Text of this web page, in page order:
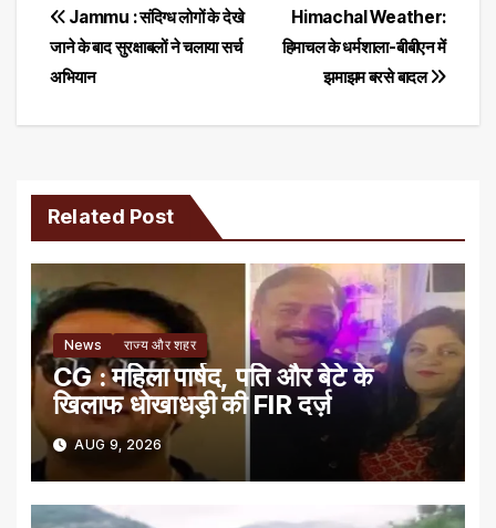
Post
navigation
Himachal Weather:
हिमाचल के धर्मशाला-बीबीएन में
झमाझम बरसे बादल
Jammu : संदिग्ध लोगों के देखे
जाने के बाद सुरक्षाबलों ने चलाया सर्च
अभियान
Related Post
News राज्य और शहर
CG : महिला पार्षद, पति और बेटे के
खिलाफ धोखाधड़ी की FIR दर्ज़
AUG 9, 2026